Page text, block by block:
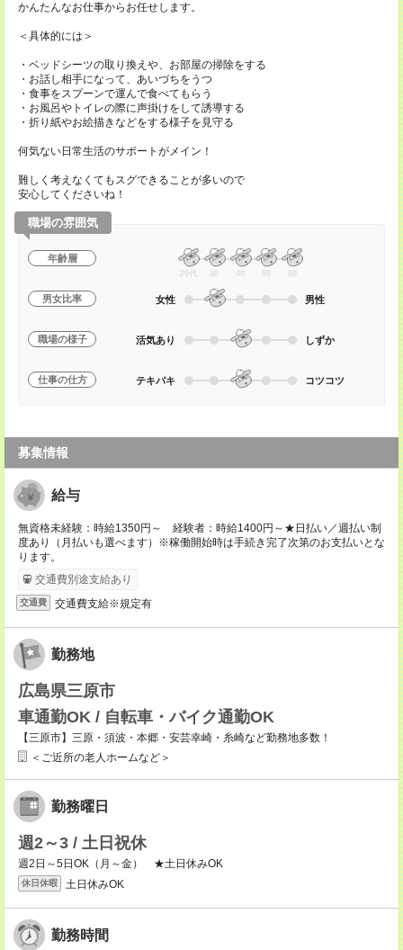
かんたんなお仕事からお任せします。
＜具体的には＞
・ベッドシーツの取り換えや、お部屋の掃除をする
・お話し相手になって、あいづちをうつ
・食事をスプーンで運んで食べてもらう
・お風呂やトイレの際に声掛けをして誘導する
・折り紙やお絵描きなどをする様子を見守る
何気ない日常生活のサポートがメイン！
難しく考えなくてもスグできることが多いので
安心してくださいね！
職場の雰囲気
年齢層
20代 30 40 50 60
男女比率 女性 男性
職場の様子 活気あり しずか
仕事の仕方 テキパキ コツコツ
募集情報
給与
無資格未経験：時給1350円～ 経験者：時給1400円～★日払い／週払い制
度あり（月払いも選べます）※稼働開始時は手続き完了次第のお支払いとな
ります。
交通費別途支給あり
交通費 交通費支給※規定有
勤務地
広島県三原市
車通勤OK / 自転車・バイク通勤OK
【三原市】三原・須波・本郷・安芸幸崎・糸崎など勤務地多数！
＜ご近所の老人ホームなど＞
勤務曜日
週2～3 / 土日祝休
週2日～5日OK（月～金） ★土日休みOK
休日休暇 土日休みOK
勤務時間